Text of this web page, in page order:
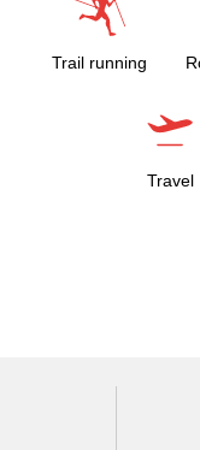
Trail running
Travel